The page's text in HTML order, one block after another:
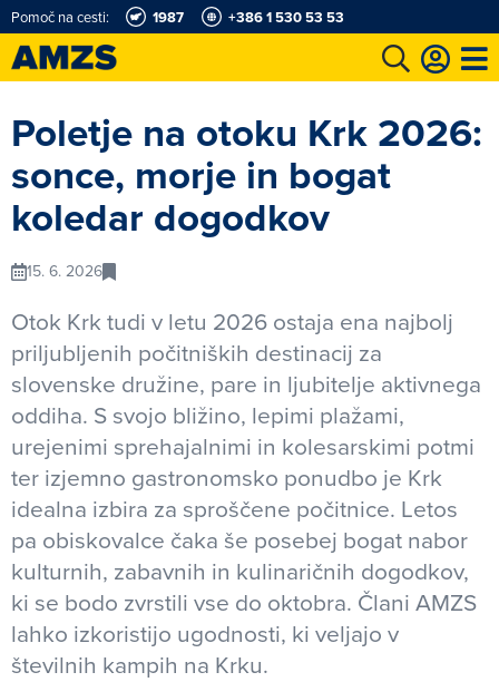
Pomoč na cesti: 1987 +386 1 530 53 53
Poletje na otoku Krk 2026:
sonce, morje in bogat
koledar dogodkov
15. 6. 2026
Otok Krk tudi v letu 2026 ostaja ena najbolj
priljubljenih počitniških destinacij za
slovenske družine, pare in ljubitelje aktivnega
oddiha. S svojo bližino, lepimi plažami,
urejenimi sprehajalnimi in kolesarskimi potmi
ter izjemno gastronomsko ponudbo je Krk
idealna izbira za sproščene počitnice. Letos
pa obiskovalce čaka še posebej bogat nabor
kulturnih, zabavnih in kulinaričnih dogodkov,
ki se bodo zvrstili vse do oktobra. Člani AMZS
lahko izkoristijo ugodnosti, ki veljajo v
številnih kampih na Krku.